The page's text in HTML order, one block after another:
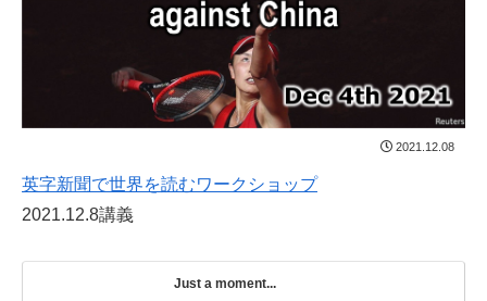
2021.12.08
英字新聞で世界を読むワークショップ
2021.12.8講義
Just a moment...